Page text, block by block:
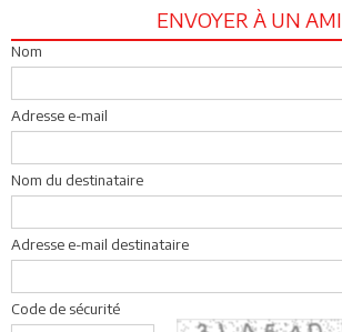
ENVOYER À UN AMI
Nom
Adresse e-mail
Nom du destinataire
Adresse e-mail destinataire
Code de sécurité